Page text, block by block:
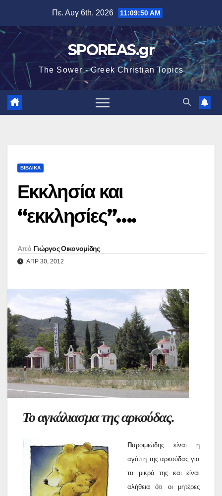
περιεχόμενο
Πε. Αυγ 6th, 2026 11:09:51 AM
SPOREAS.gr
The Sower - Greek Christian Topics
ΒΙΒΛΙΚΑ
Εκκλησία και
“εκκλησίες”….
Από Γιώργος Οικονομίδης
ΑΠΡ 30, 2012
Το αγκάλιασμα της αρκούδας.
Παροιμιώδης είναι η
αγάπη της αρκούδας για
τα μικρά της και είναι
αλήθεια ότι οι μητέρες